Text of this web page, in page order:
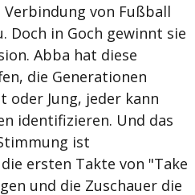
von Fußball
Doch in Goch gewinnt sie
Abba hat diese
die Generationen
oder Jung, jeder kann
identifizieren. Und das
ist
ersten Takte von "Take
und die Zuschauer die